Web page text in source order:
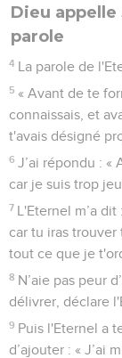
Dieu
parole
4 La parole de
5 « Avant de te
connaissais, et
t'avais désigné
6 J’ai répondu : «
car je suis trop
7 L'Eternel m’a
car tu iras
tout ce que je
8 N’aie pas peur
délivrer, déclare
9 Puis l'Eternel a
d’ajouter : « J’ai